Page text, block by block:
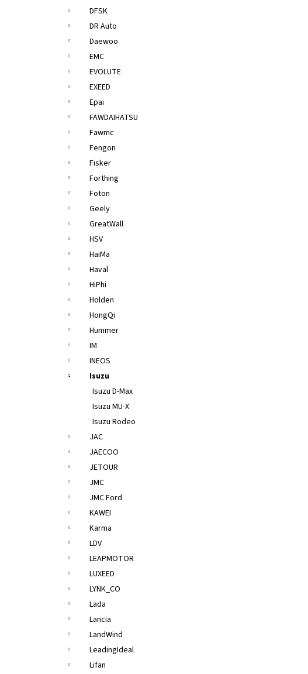
DFSK
DR Auto
Daewoo
EMC
EVOLUTE
EXEED
Epai
FAWDAIHATSU
Fawmc
Fengon
Fisker
Forthing
Foton
Geely
GreatWall
HSV
HaiMa
Haval
HiPhi
Holden
HongQi
Hummer
IM
INEOS
Isuzu
Isuzu D-Max
Isuzu MU-X
Isuzu Rodeo
JAC
JAECOO
JETOUR
JMC
JMC Ford
KAWEI
Karma
LDV
LEAPMOTOR
LUXEED
LYNK_CO
Lada
Lancia
LandWind
LeadingIdeal
Lifan